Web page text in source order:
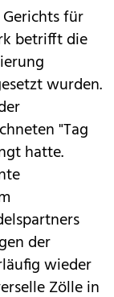
für
betrifft die
wurden.
"Tag
hatte.
der
wieder
Zölle in